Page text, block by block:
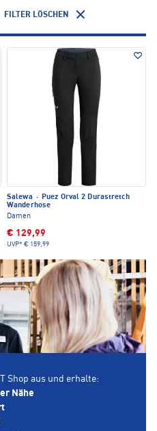
FILTER LÖSCHEN
Salewa ·
Puez Orval 2 Durastretch
Wanderhose
Damen
€ 129,99
UVP* € 159,99
Shop aus und erhalte:
Nähe